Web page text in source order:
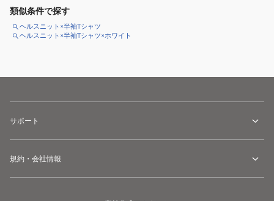
類似条件で探す
ヘルスニット×半袖Tシャツ
ヘルスニット×半袖Tシャツ×ホワイト
サポート
規約・会社情報